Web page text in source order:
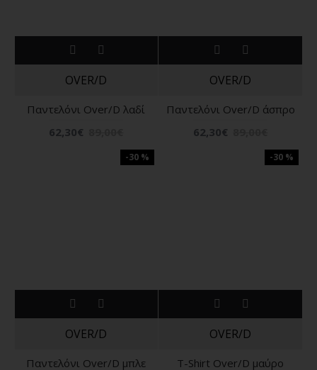
OVER/D
Παντελόνι Over/D λαδί
62,30€
OVER/D
Παντελόνι Over/D άσπρο
62,30€
-30 %
OVER/D
Παντελόνι Over/D μπλε
-30 %
OVER/D
T-Shirt Over/D μαύρο